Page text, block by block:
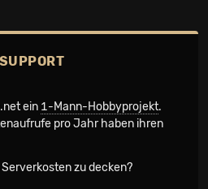
ein 1-Mann-Hobbyprojekt.
pro Jahr haben ihren
zu decken?